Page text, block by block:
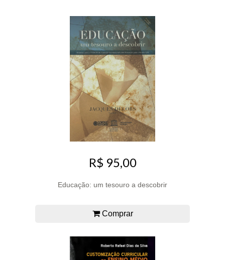
R$ 95,00
Educação: um tesouro a descobrir
Comprar